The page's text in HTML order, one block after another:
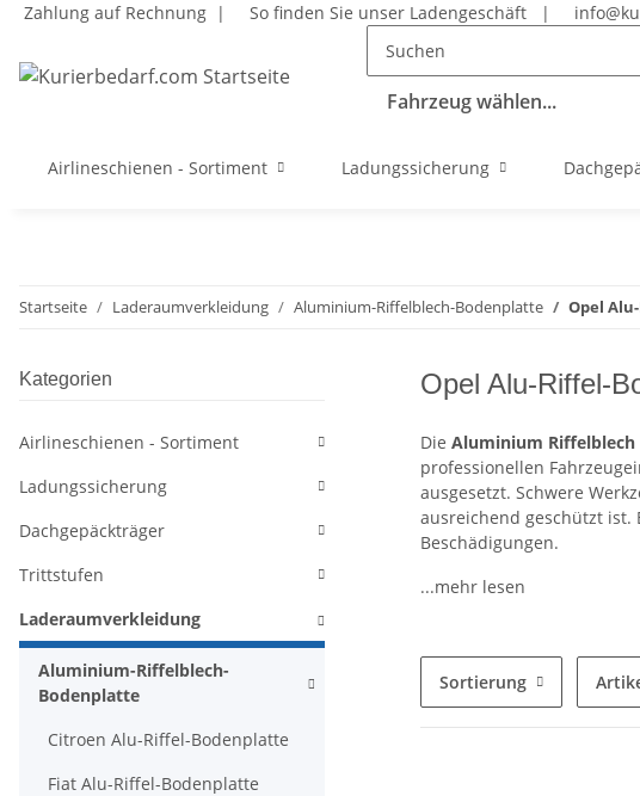
Zahlung auf Rechnung | So finden Sie unser Ladengeschäft |
Fahrzeug wählen...
Airlineschienen - Sortiment Ladungssicherung
Startseite Laderaumverkleidung Aluminium-Riffelblech-Bodenplatte Opel
Opel Alu-Riffel-
Die Aluminium Riffelblech
professionellen
ausgesetzt. Schwere
ausreichend geschützt
Beschädigungen.
...mehr lesen
Sortierung
Kategorien
Airlineschienen - Sortiment
Ladungssicherung
Dachgepäckträger
Trittstufen
Laderaumverkleidung
Aluminium-Riffelblech-
Bodenplatte
Citroen Alu-Riffel-Bodenplatte
Fiat Alu-Riffel-Bodenplatte